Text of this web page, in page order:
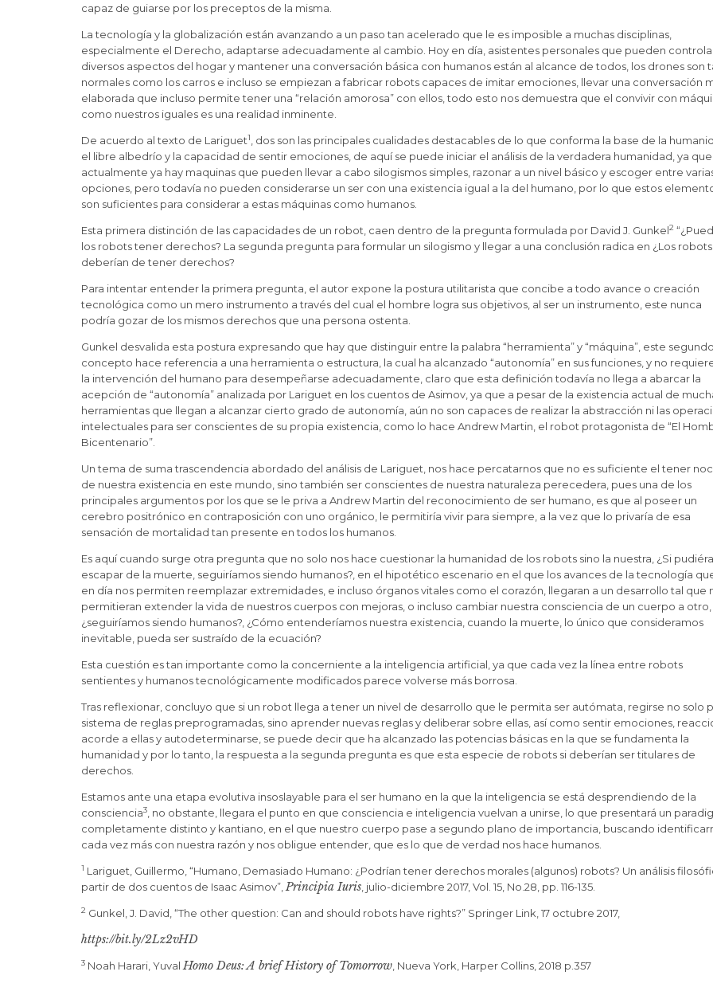
capaz de guiarse por los preceptos de la misma.
La tecnología y la globalización están avanzando a un paso tan acelerado que le es imposible a muchas disciplinas,
especialmente el Derecho, adaptarse adecuadamente al cambio. Hoy en día, asistentes personales que pueden
diversos aspectos del hogar y mantener una conversación básica con humanos están al alcance de todos, los drones son
normales como los carros e incluso se empiezan a fabricar robots capaces de imitar emociones, llevar una conversación
elaborada que incluso permite tener una “relación amorosa” con ellos, todo esto nos demuestra que el convivir con
como nuestros iguales es una realidad inminente.
De acuerdo al texto de Lariguet1
, dos son las principales cualidades destacables de lo que conforma la base de la
el libre albedrío y la capacidad de sentir emociones, de aquí se puede iniciar el análisis de la verdadera humanidad, ya que
actualmente ya hay maquinas que pueden llevar a cabo silogismos simples, razonar a un nivel básico y escoger entre
opciones, pero todavía no pueden considerarse un ser con una existencia igual a la del humano, por lo que estos
son suficientes para considerar a estas máquinas como humanos.
Esta primera distinción de las capacidades de un robot, caen dentro de la pregunta formulada por David J. Gunkel2
los robots tener derechos? La segunda pregunta para formular un silogismo y llegar a una conclusión radica en ¿Los robots
deberían de tener derechos?
Para intentar entender la primera pregunta, el autor expone la postura utilitarista que concibe a todo avance o creación
tecnológica como un mero instrumento a través del cual el hombre logra sus objetivos, al ser un instrumento, este nunca
podría gozar de los mismos derechos que una persona ostenta.
Gunkel desvalida esta postura expresando que hay que distinguir entre la palabra “herramienta” y “máquina”, este
concepto hace referencia a una herramienta o estructura, la cual ha alcanzado “autonomía” en sus funciones, y no
la intervención del humano para desempeñarse adecuadamente, claro que esta definición todavía no llega a abarcar la
acepción de “autonomía” analizada por Lariguet en los cuentos de Asimov, ya que a pesar de la existencia actual de
herramientas que llegan a alcanzar cierto grado de autonomía, aún no son capaces de realizar la abstracción ni las
intelectuales para ser conscientes de su propia existencia, como lo hace Andrew Martin, el robot protagonista de “El
Bicentenario”.
Un tema de suma trascendencia abordado del análisis de Lariguet, nos hace percatarnos que no es suficiente el tener
de nuestra existencia en este mundo, sino también ser conscientes de nuestra naturaleza perecedera, pues una de los
principales argumentos por los que se le priva a Andrew Martin del reconocimiento de ser humano, es que al poseer un
cerebro positrónico en contraposición con uno orgánico, le permitiría vivir para siempre, a la vez que lo privaría de esa
sensación de mortalidad tan presente en todos los humanos.
Es aquí cuando surge otra pregunta que no solo nos hace cuestionar la humanidad de los robots sino la nuestra, ¿Si
escapar de la muerte, seguiríamos siendo humanos?, en el hipotético escenario en el que los avances de la tecnología
en día nos permiten reemplazar extremidades, e incluso órganos vitales como el corazón, llegaran a un desarrollo tal que
permitieran extender la vida de nuestros cuerpos con mejoras, o incluso cambiar nuestra consciencia de un cuerpo a otro,
¿seguiríamos siendo humanos?, ¿Cómo entenderíamos nuestra existencia, cuando la muerte, lo único que consideramos
inevitable, pueda ser sustraído de la ecuación?
Esta cuestión es tan importante como la concerniente a la inteligencia artificial, ya que cada vez la línea entre robots
sentientes y humanos tecnológicamente modificados parece volverse más borrosa.
Tras reflexionar, concluyo que si un robot llega a tener un nivel de desarrollo que le permita ser autómata, regirse no solo
sistema de reglas preprogramadas, sino aprender nuevas reglas y deliberar sobre ellas, así como sentir emociones,
acorde a ellas y autodeterminarse, se puede decir que ha alcanzado las potencias básicas en la que se fundamenta la
humanidad y por lo tanto, la respuesta a la segunda pregunta es que esta especie de robots si deberían ser titulares de
derechos.
Estamos ante una etapa evolutiva insoslayable para el ser humano en la que la inteligencia se está desprendiendo de la
consciencia3
, no obstante, llegara el punto en que consciencia e inteligencia vuelvan a unirse, lo que presentará un
completamente distinto y kantiano, en el que nuestro cuerpo pase a segundo plano de importancia, buscando
cada vez más con nuestra razón y nos obligue entender, que es lo que de verdad nos hace humanos.
1 Lariguet, Guillermo, “Humano, Demasiado Humano: ¿Podrían tener derechos morales (algunos) robots? Un análisis
partir de dos cuentos de Isaac Asimov”, Principia Iuris , julio-diciembre 2017, Vol. 15, No.28, pp. 116-135.
2 Gunkel, J. David, “The other question: Can and should robots have rights?” Springer Link, 17 octubre 2017,
https://bit.ly/2Lz2vHD
3 Noah Harari, Yuval Homo Deus: A brief History of Tomorrow , Nueva York, Harper Collins, 2018 p.357